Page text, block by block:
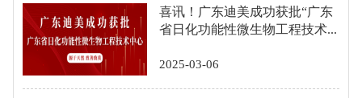
喜讯！广东迪美成功获批“广东
省日化功能性微生物工程技术...
2025-03-06